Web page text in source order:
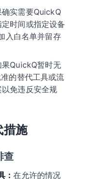
确实需要QuickQ
时间或指定设备
入白名单并留存
果QuickQ暂时无
的替代工具或流
免违反安全规
措施
查
：在允许的情况